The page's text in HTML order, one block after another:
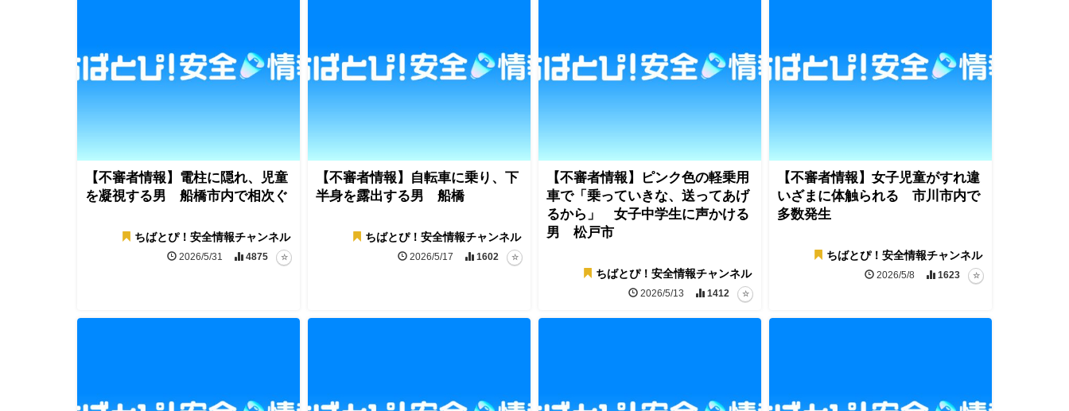
【不審者情報】電柱に隠れ、児童
を凝視する男 船橋市内で相次ぐ
ちばとぴ！安全情報チャンネル
2026/5/31 4875
【不審者情報】自転車に乗り、下
半身を露出する男 船橋
ちばとぴ！安全情報チャンネル
2026/5/17 1602
【不審者情報】ピンク色の軽乗用
車で「乗っていきな、送ってあげ
るから」 女子中学生に声かける
男 松戸市
ちばとぴ！安全情報チャンネル
2026/5/13 1412
【不審者情報】女子児童がすれ違
いざまに体触られる 市川市内で
多数発生
ちばとぴ！安全情報チャンネル
2026/5/8 1623